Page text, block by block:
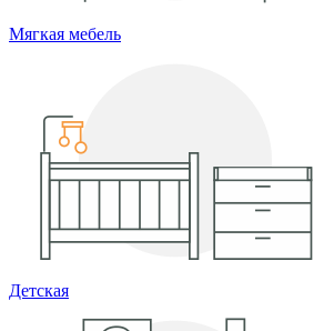
Мягкая мебель
Детская